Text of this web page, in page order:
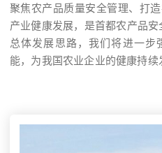
聚焦农产品质量安全管理、打
产业健康发展，是首都农产品
总体发展思路，我们将进一步
能，为我国农业企业的健康持续